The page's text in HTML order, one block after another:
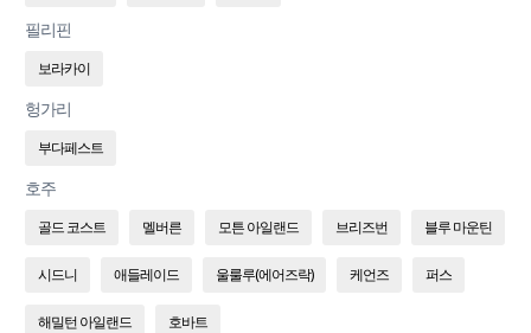
필리핀
보라카이
헝가리
부다페스트
호주
골드 코스트 멜버른 모튼 아일랜드 브리즈번 블루 마운틴
시드니 애들레이드 울룰루(에어즈락) 케언즈 퍼스
해밀턴 아일랜드 호바트